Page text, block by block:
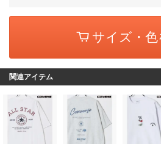
サイズ・色
関連アイテム